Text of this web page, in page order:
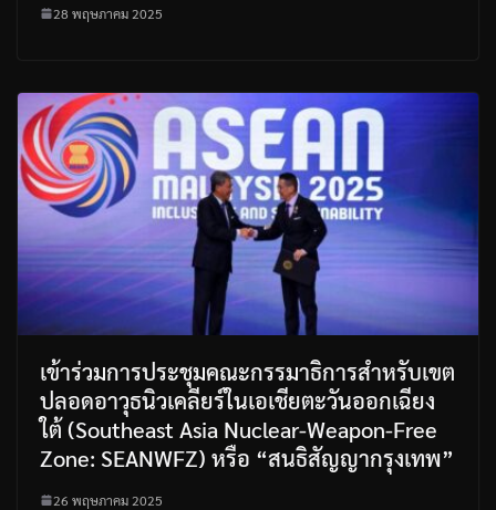
28 พฤษภาคม 2025
เข้าร่วมการประชุมคณะกรรมาธิการสำหรับเขต
ปลอดอาวุธนิวเคลียร์ในเอเชียตะวันออกเฉียง
ใต้ (Southeast Asia Nuclear-Weapon-Free
Zone: SEANWFZ) หรือ “สนธิสัญญากรุงเทพ”
26 พฤษภาคม 2025